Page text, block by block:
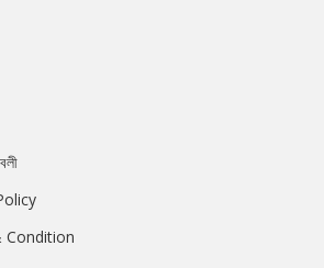
Condition